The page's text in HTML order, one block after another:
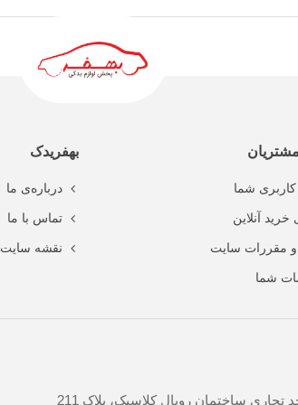
شما
خرید آنلاین
و مقررات سایت
شما
بهفریدک
درباره‌ی ما
تماس با ما
نقشه سایت
ساختمان رویال کلاسیک، پلاک 211